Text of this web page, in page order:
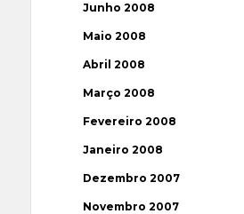
Junho 2008
Maio 2008
Abril 2008
Março 2008
Fevereiro 2008
Janeiro 2008
Dezembro 2007
Novembro 2007